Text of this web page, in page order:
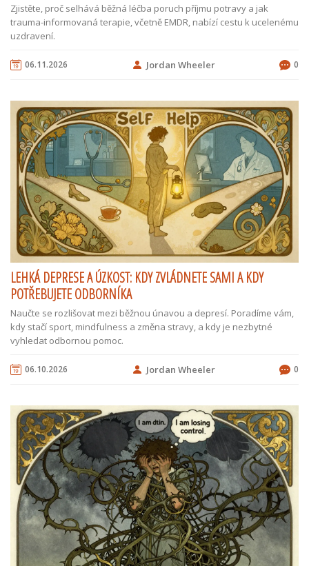
Zjistěte, proč selhává běžná léčba poruch příjmu potravy a jak
trauma-informovaná terapie, včetně EMDR, nabízí cestu k ucelenému
uzdravení.
06.11.2026 Jordan Wheeler 0
LEHKÁ DEPRESE A ÚZKOST: KDY ZVLÁDNETE SAMI A KDY
POTŘEBUJETE ODBORNÍKA
Naučte se rozlišovat mezi běžnou únavou a depresí. Poradíme vám,
kdy stačí sport, mindfulness a změna stravy, a kdy je nezbytné
vyhledat odbornou pomoc.
06.10.2026 Jordan Wheeler 0